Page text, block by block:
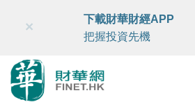
財華智庫網 FINTV FINMETA
×
下載財華財經APP
把握投資先機